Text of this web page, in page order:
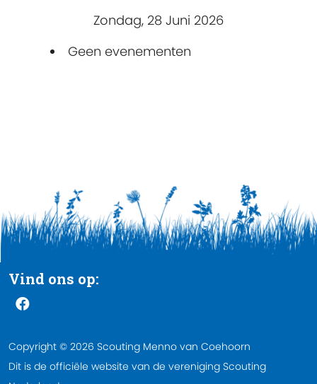
Zondag, 28 Juni 2026
Geen evenementen
Vind ons op:
Copyright © 2026 Scouting Menno van Coehoorn
Dit is de officiële website van de vereniging Scouting